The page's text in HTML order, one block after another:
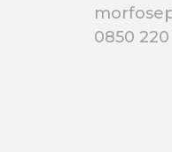
0850 220